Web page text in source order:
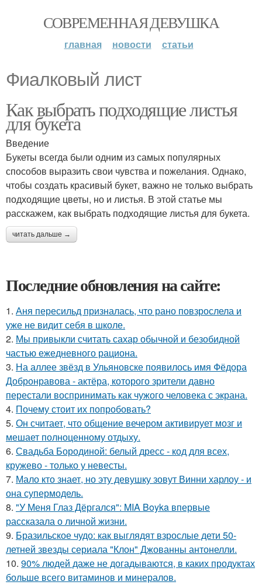
СОВРЕМЕННАЯ ДЕВУШКА
главная новости статьи
Фиалковый лист
Как выбрать подходящие листья
для букета
Введение
Букеты всегда были одним из самых популярных
способов выразить свои чувства и пожелания. Однако,
чтобы создать красивый букет, важно не только выбрать
подходящие цветы, но и листья. В этой статье мы
расскажем, как выбрать подходящие листья для букета.
читать дальше →
Последние обновления на сайте:
1. Аня пересильд призналась, что рано повзрослела и
уже не видит себя в школе.
2. Мы привыкли считать сахар обычной и безобидной
частью ежедневного рациона.
3. На аллее звёзд в Ульяновске появилось имя Фёдора
Добронравова - актёра, которого зрители давно
перестали воспринимать как чужого человека с экрана.
4. Почему стоит их попробовать?
5. Он считает, что общение вечером активирует мозг и
мешает полноценному отдыху.
6. Свадьба Бородиной: белый дресс - код для всех,
кружево - только у невесты.
7. Мало кто знает, но эту девушку зовут Винни харлоу - и
она супермодель.
8. "У Меня Глаз Дёргался": MIA Boyka впервые
рассказала о личной жизни.
9. Бразильское чудо: как выглядят взрослые дети 50-
летней звезды сериала "Клон" Джованны антонелли.
10. 90% людей даже не догадываются, в каких продуктах
больше всего витаминов и минералов.